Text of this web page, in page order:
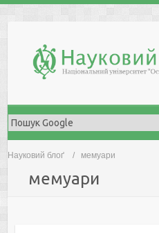
Науковий блоґ мемуари
мемуари